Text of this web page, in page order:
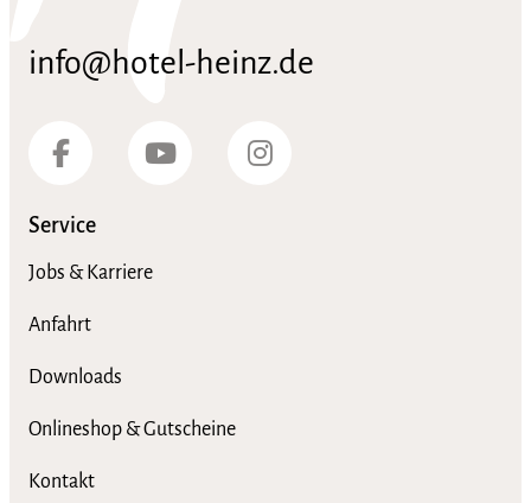
info@hotel-heinz.de
Service
Jobs & Karriere
Anfahrt
Downloads
Onlineshop & Gutscheine
Kontakt